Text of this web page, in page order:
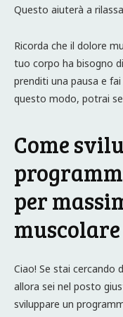
Questo aiuterà a
Ricorda che il dolore
tuo corpo ha bisogno
prenditi una pausa e
questo modo, potrai
Come
per
muscolare
Ciao! Se stai cercando
allora sei nel posto
sviluppare un